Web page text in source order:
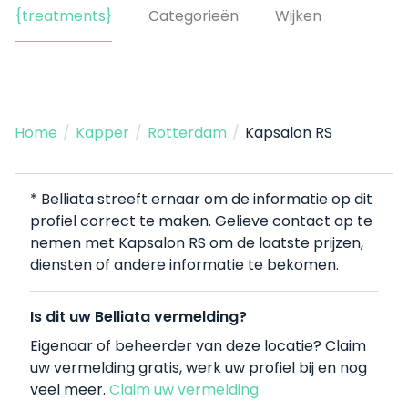
{treatments} Categorieën Wijken
Home / Kapper / Rotterdam / Kapsalon RS
* Belliata streeft ernaar om de informatie op dit
profiel correct te maken. Gelieve contact op te
nemen met Kapsalon RS om de laatste prijzen,
diensten of andere informatie te bekomen.
Is dit uw Belliata vermelding?
Eigenaar of beheerder van deze locatie? Claim
uw vermelding gratis, werk uw profiel bij en nog
veel meer. Claim uw vermelding